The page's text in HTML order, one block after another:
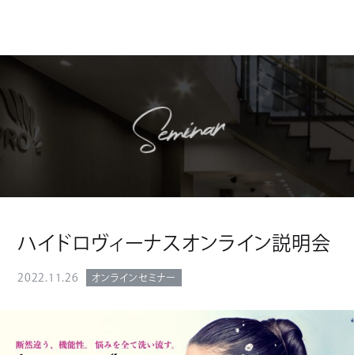
Seminar
ハイドロヴィーナスオンライン説明会
2022.11.26 オンラインセミナー